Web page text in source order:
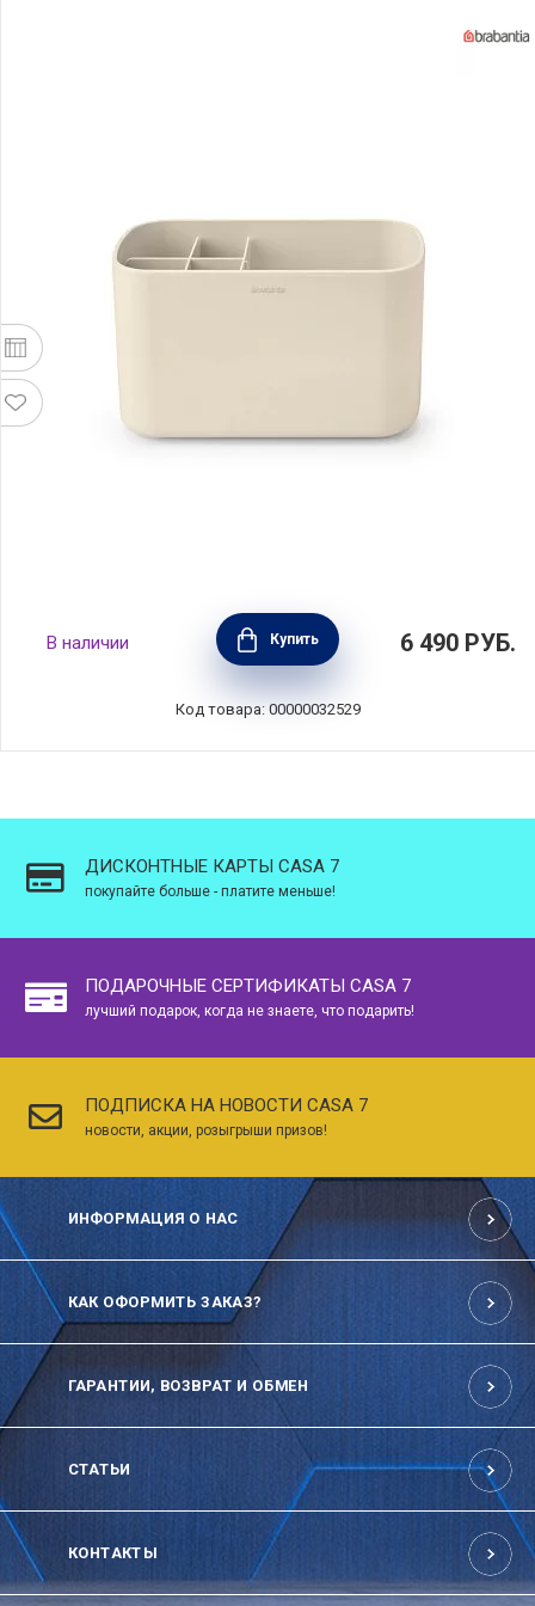
Органайзер для зубных щеток Renew,
пластик, цвет бежевый, Brabantia, Бельгия,
223365
В наличии Купить 6 490 РУБ.
Код товара: 00000032529
ДИСКОНТНЫЕ КАРТЫ CASA 7
покупайте больше - платите меньше!
ПОДАРОЧНЫЕ СЕРТИФИКАТЫ CASA 7
лучший подарок, когда не знаете, что подарить!
ПОДПИСКА НА НОВОСТИ CASA 7
новости, акции, розыгрыши призов!
ИНФОРМАЦИЯ О НАС
КАК ОФОРМИТЬ ЗАКАЗ?
ГАРАНТИИ, ВОЗВРАТ И ОБМЕН
СТАТЬИ
КОНТАКТЫ